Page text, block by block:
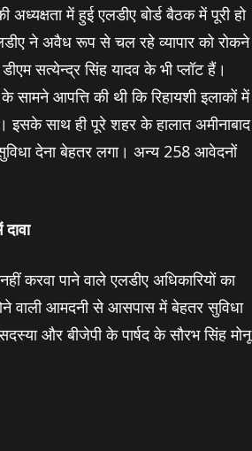
में हुई एलडीए बोर्ड बैठक में पूरी हो
ने अवैध रूप से चल रहे व्‍यापार को रोकने
सत्‍येन्‍द्र सिंह यादव के भी प्‍लॉट हैं।
आपत्ति की थी कि रिहायशी इलाकों में
इसके साथ ही पूरे शहर के हालात अमीनाबाद
देना बेहतर लगा। अन्‍य 258 आवेदनों
करवा पाने वाले एलडीए अधिकारियों का
वाली आमदनी से आसपास में बेहतर सुविधा
और बीजेपी के पार्षद के सौरभ सिंह मोनू